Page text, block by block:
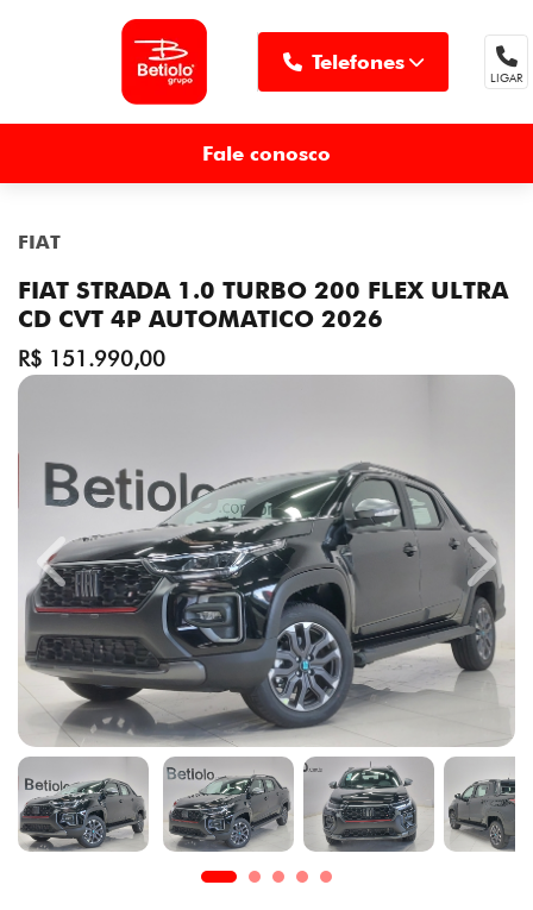
Telefones
LIGAR
Fale conosco
FIAT
FIAT STRADA 1.0 TURBO 200 FLEX ULTRA
CD CVT 4P AUTOMATICO 2026
R$ 151.990,00
Previous Next